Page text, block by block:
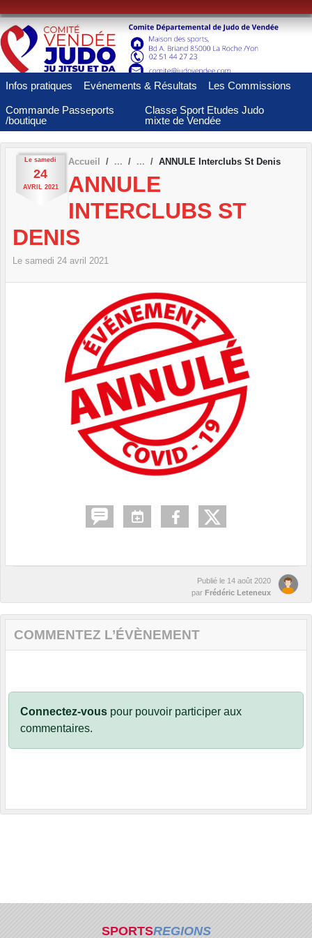
Infos pratiques Evénements & Résultats Les Commissions
Commande Passeports
/boutique
Classe Sport Etudes Judo
mixte de Vendée
Le samedi
24
AVRIL 2021
Accueil ANNULE Interclubs St Denis
ANNULE
INTERCLUBS ST
DENIS
Le samedi 24 avril 2021
Publié le 14 août 2020
par Frédéric Leteneux
COMMENTEZ L’ÉVÈNEMENT
Connectez-vous pour pouvoir participer aux
commentaires.
SPORTSREGIONS